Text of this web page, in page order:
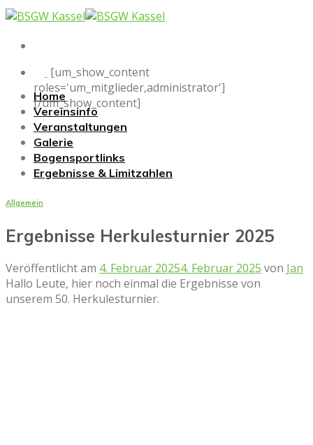
Skip
content
[um_show_content
roles='um_mitglieder,administrator']
[/um_show_content]
Home
Vereinsinfo
Veranstaltungen
Galerie
Bogensportlinks
Ergebnisse & Limitzahlen
Allgemein
Ergebnisse Herkulesturnier 2025
Veröffentlicht am 4. Februar 20254. Februar 2025 von Jan
Hallo Leute, hier noch einmal die Ergebnisse von
unserem 50. Herkulesturnier.